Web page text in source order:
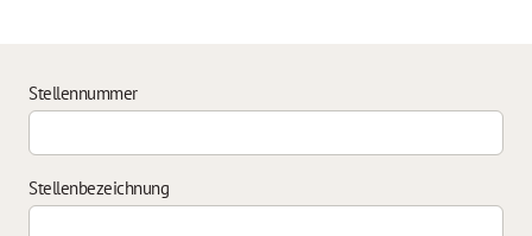
Stellennummer
Stellenbezeichnung